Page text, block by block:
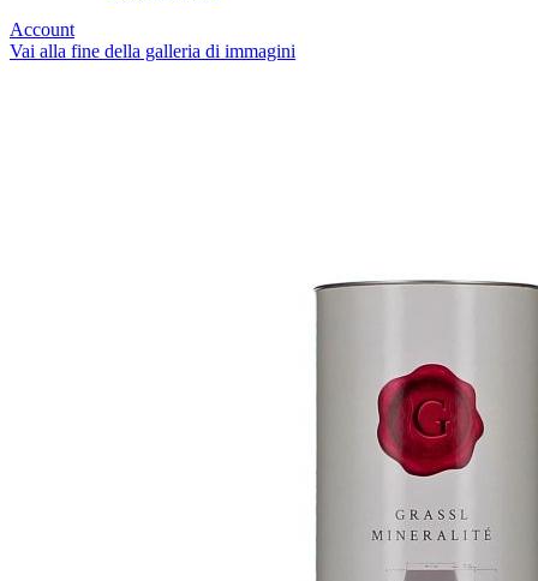
Account
Vai alla fine della galleria di immagini